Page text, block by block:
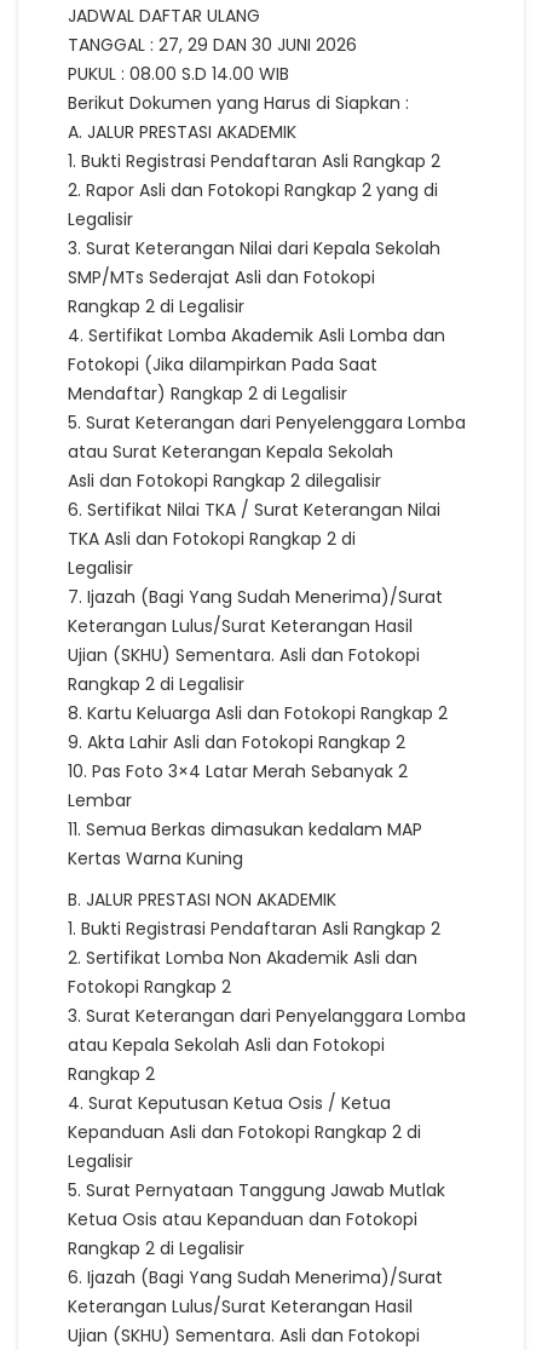
JADWAL DAFTAR ULANG
TANGGAL : 27, 29 DAN 30 JUNI 2026
PUKUL : 08.00 S.D 14.00 WIB
Berikut Dokumen yang Harus di Siapkan :
A. JALUR PRESTASI AKADEMIK
1. Bukti Registrasi Pendaftaran Asli Rangkap 2
2. Rapor Asli dan Fotokopi Rangkap 2 yang di
Legalisir
3. Surat Keterangan Nilai dari Kepala Sekolah
SMP/MTs Sederajat Asli dan Fotokopi
Rangkap 2 di Legalisir
4. Sertifikat Lomba Akademik Asli Lomba dan
Fotokopi (Jika dilampirkan Pada Saat
Mendaftar) Rangkap 2 di Legalisir
5. Surat Keterangan dari Penyelenggara Lomba
atau Surat Keterangan Kepala Sekolah
Asli dan Fotokopi Rangkap 2 dilegalisir
6. Sertifikat Nilai TKA / Surat Keterangan Nilai
TKA Asli dan Fotokopi Rangkap 2 di
Legalisir
7. Ijazah (Bagi Yang Sudah Menerima)/Surat
Keterangan Lulus/Surat Keterangan Hasil
Ujian (SKHU) Sementara. Asli dan Fotokopi
Rangkap 2 di Legalisir
8. Kartu Keluarga Asli dan Fotokopi Rangkap 2
9. Akta Lahir Asli dan Fotokopi Rangkap 2
10. Pas Foto 3×4 Latar Merah Sebanyak 2
Lembar
11. Semua Berkas dimasukan kedalam MAP
Kertas Warna Kuning
B. JALUR PRESTASI NON AKADEMIK
1. Bukti Registrasi Pendaftaran Asli Rangkap 2
2. Sertifikat Lomba Non Akademik Asli dan
Fotokopi Rangkap 2
3. Surat Keterangan dari Penyelanggara Lomba
atau Kepala Sekolah Asli dan Fotokopi
Rangkap 2
4. Surat Keputusan Ketua Osis / Ketua
Kepanduan Asli dan Fotokopi Rangkap 2 di
Legalisir
5. Surat Pernyataan Tanggung Jawab Mutlak
Ketua Osis atau Kepanduan dan Fotokopi
Rangkap 2 di Legalisir
6. Ijazah (Bagi Yang Sudah Menerima)/Surat
Keterangan Lulus/Surat Keterangan Hasil
Ujian (SKHU) Sementara. Asli dan Fotokopi